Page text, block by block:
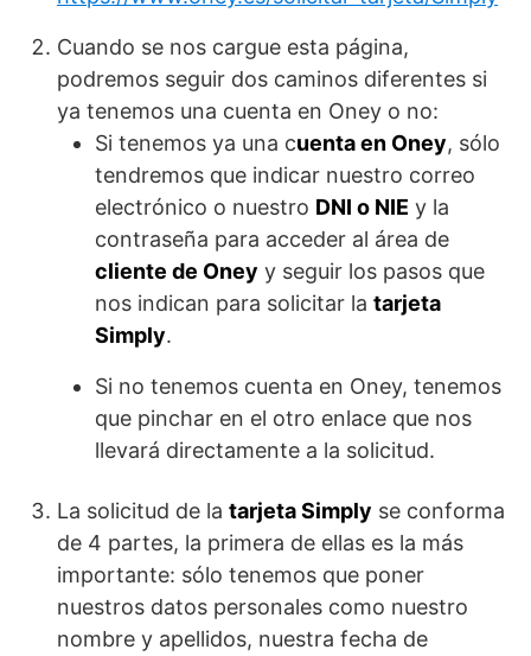
Cuando se nos cargue esta página,
podremos seguir dos caminos diferentes si
ya tenemos una cuenta en Oney o no:
Si tenemos ya una cuenta en Oney, sólo
tendremos que indicar nuestro correo
electrónico o nuestro DNI o NIE y la
contraseña para acceder al área de
cliente de Oney y seguir los pasos que
nos indican para solicitar la tarjeta
Simply.
Si no tenemos cuenta en Oney, tenemos
que pinchar en el otro enlace que nos
llevará directamente a la solicitud.
La solicitud de la tarjeta Simply se conforma
de 4 partes, la primera de ellas es la más
importante: sólo tenemos que poner
nuestros datos personales como nuestro
nombre y apellidos, nuestra fecha de